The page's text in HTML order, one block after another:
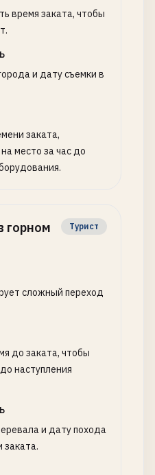
время заката, чтобы
и дату съемки в
заката,
место за час до
горном
Турист
сложный переход
до заката, чтобы
наступления
и дату похода
заката.